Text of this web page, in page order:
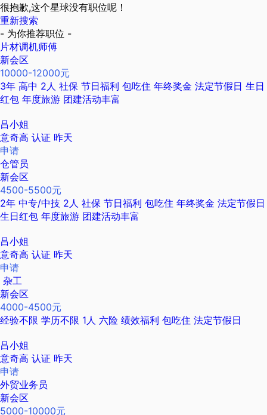
很抱歉,这个星球没有职位呢！
重新搜索
- 为你推荐职位 -
片材调机师傅
新会区
10000-12000元
3年 高中 2人 社保 节日福利 包吃住 年终奖金 法定节假日 生日
红包 年度旅游 团建活动丰富
吕小姐
意奇高 认证 昨天
申请
仓管员
新会区
4500-5500元
2年 中专/中技 2人 社保 节日福利 包吃住 年终奖金 法定节假日
生日红包 年度旅游 团建活动丰富
吕小姐
意奇高 认证 昨天
申请
杂工
新会区
4000-4500元
经验不限 学历不限 1人 六险 绩效福利 包吃住 法定节假日
吕小姐
意奇高 认证 昨天
申请
外贸业务员
新会区
5000-10000元